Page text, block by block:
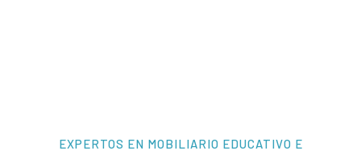
EXPERTOS EN MOBILIARIO EDUCATIVO E